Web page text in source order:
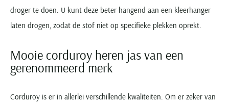
droger te doen. U kunt deze beter hangend aan een kleerhanger
laten drogen, zodat de stof niet op specifieke plekken oprekt.
Mooie corduroy heren jas van een
gerenommeerd merk
Corduroy is er in allerlei verschillende kwaliteiten. Om er zeker van